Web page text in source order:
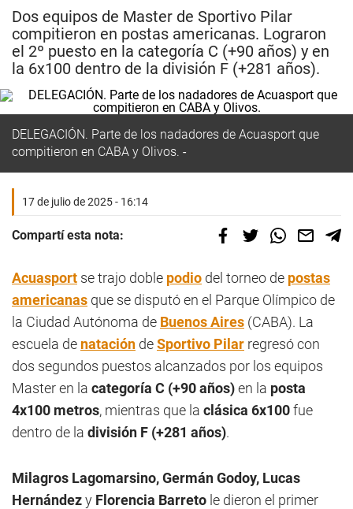
Dos equipos de Master de Sportivo Pilar
compitieron en postas americanas. Lograron
el 2º puesto en la categoría C (+90 años) y en
la 6x100 dentro de la división F (+281 años).
DELEGACIÓN. Parte de los nadadores de Acuasport que
compitieron en CABA y Olivos.
17 de julio de 2025 - 16:14
Compartí esta nota:
Acuasport se trajo doble podio del torneo de postas
americanas que se disputó en el Parque Olímpico de
la Ciudad Autónoma de Buenos Aires (CABA). La
escuela de natación deSportivo Pilar regresó con
dos segundos puestos alcanzados por los equipos
Master en la categoría C (+90 años)en la posta
4x100 metros, mientras que la clásica 6x100fue
dentro de la división F (+281 años).
Milagros Lagomarsino, Germán Godoy, Lucas
Hernándezy Florencia Barreto le dieron el primer